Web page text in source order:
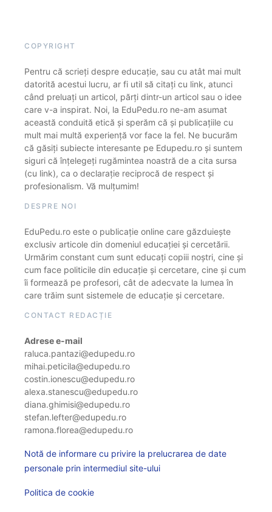
COPYRIGHT
Pentru că scrieți despre educație, sau cu atât mai mult
datorită acestui lucru, ar fi util să citați cu link, atunci
când preluați un articol, părți dintr-un articol sau o idee
care v-a inspirat. Noi, la EduPedu.ro ne-am asumat
această conduită etică și sperăm că și publicațiile cu
mult mai multă experiență vor face la fel. Ne bucurăm
că găsiți subiecte interesante pe Edupedu.ro și suntem
siguri că înțelegeți rugămintea noastră de a cita sursa
(cu link), ca o declarație reciprocă de respect și
profesionalism. Vă mulțumim!
DESPRE NOI
EduPedu.ro este o publicație online care găzduiește
exclusiv articole din domeniul educației și cercetării.
Urmărim constant cum sunt educați copiii noștri, cine și
cum face politicile din educație și cercetare, cine și cum
îi formează pe profesori, cât de adecvate la lumea în
care trăim sunt sistemele de educație și cercetare.
CONTACT REDACȚIE
Adrese e-mail
raluca.pantazi@edupedu.ro
mihai.peticila@edupedu.ro
costin.ionescu@edupedu.ro
alexa.stanescu@edupedu.ro
diana.ghimisi@edupedu.ro
stefan.lefter@edupedu.ro
ramona.florea@edupedu.ro
Notă de informare cu privire la prelucrarea de date
personale prin intermediul site-ului
Politica de cookie